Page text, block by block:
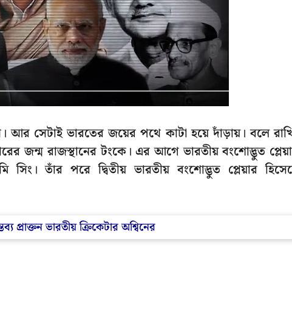
আর সেটাই ভারতের জয়ের পথে কাটা হয়ে দাঁড়ায়। বলে
জন্ম রাজস্থানের টংকে। এর আগে ভারতীয় বংশোদ্ভুত
সিং। তাঁর পরে দ্বিতীয় ভারতীয় বংশোদ্ভুত প্লেয়ার
প্রাক্তন ভারতীয় ক্রিকেটার অশ্বিনের